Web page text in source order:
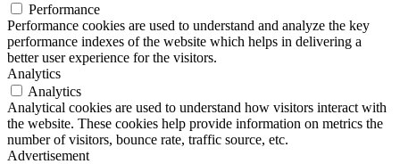
Performance
Performance cookies are used to understand and analyze the key
performance indexes of the website which helps in delivering a
better user experience for the visitors.
Analytics
Analytics
Analytical cookies are used to understand how visitors interact with
the website. These cookies help provide information on metrics the
number of visitors, bounce rate, traffic source, etc.
Advertisement